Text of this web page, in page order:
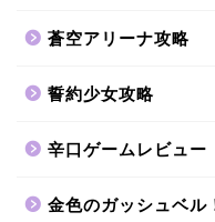
蒼空アリーナ攻略
誓約少女攻略
辛口ゲームレビュー
金色のガッシュベル